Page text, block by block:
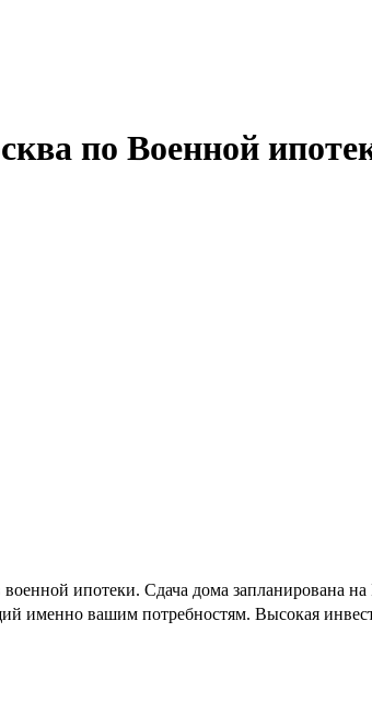
по Военной
ипотеки. Сдача дома запланирована
именно вашим потребностям. Высокая